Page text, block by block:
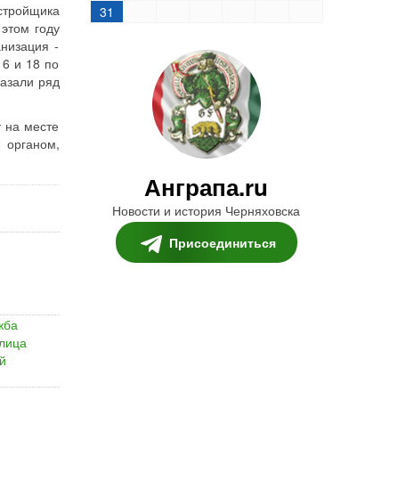
году
-
и 18 по
ряд
на месте
31
Анграпа.ru
Новости и история Черняховска
Присоединиться